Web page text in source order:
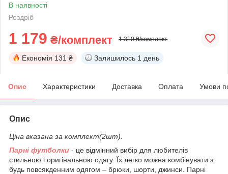
В наявності
Роздріб
1 179 ₴/комплект 1 310 ₴/комплект
Економія 131 ₴ Залишилось 1 день
Опис Характеристики Доставка Оплата Умови
Опис
Ціна вказана за комплект(2шт).
Парні футболки - це відмінний вибір для любителів
стильною і оригінальною одягу. Їх легко можна комбінувати з
будь повсякденним одягом – брюки, шорти, джинси. Парні